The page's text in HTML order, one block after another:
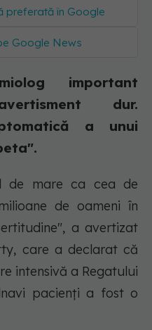
preferată în Google
Google News
important
dur.
a unui
de mare ca cea de
de oameni în
a avertizat
care a declarat că
intensivă a Regatului
pacienți a fost o